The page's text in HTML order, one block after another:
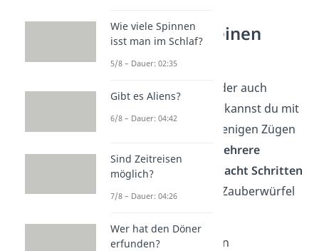
Wie löst man einen
Zauberwürfel?
oder auch
genannt, kannst du mit
etwas Übung in nur wenigen Zügen
mehrere
Methoden
. Mit diesenacht Schritten
kannst auch du einen Zauberwürfel
Weiße Blume bilden
Wie viele Spinnen
isst man im Schlaf?
5/8 – Dauer: 02:35
Gibt es Aliens?
6/8 – Dauer: 04:42
Sind Zeitreisen
möglich?
7/8 – Dauer: 04:26
Wer hat den Döner
erfunden?